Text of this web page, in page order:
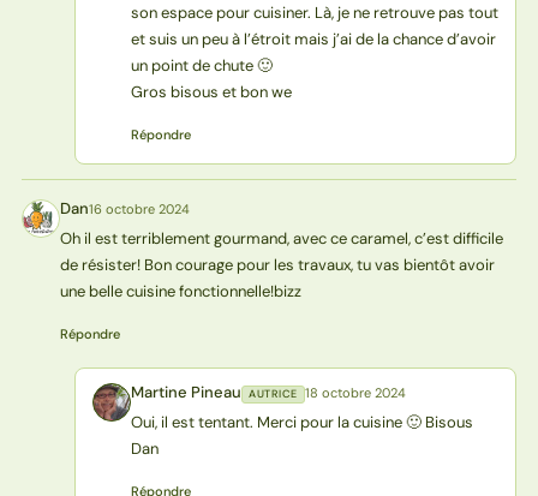
son espace pour cuisiner. Là, je ne retrouve pas tout
et suis un peu à l’étroit mais j’ai de la chance d’avoir
un point de chute 🙂
Gros bisous et bon we
Répondre
D Dan16 octobre 2024
Oh il est terriblement gourmand, avec ce caramel, c’est difficile
de résister! Bon courage pour les travaux, tu vas bientôt avoir
une belle cuisine fonctionnelle!bizz
Répondre
MP Martine Pineau AUTRICE 18 octobre 2024
Oui, il est tentant. Merci pour la cuisine 🙂 Bisous
Dan
Répondre